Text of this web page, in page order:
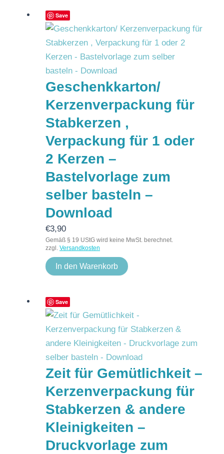
Save
Geschenkkarton/
Kerzenverpackung für
Stabkerzen ,
Verpackung für 1 oder
2 Kerzen –
Bastelvorlage zum
selber basteln –
Download
€3,90
Gemäß § 19 UStG wird keine MwSt. berechnet.
zzgl. Versandkosten
In den Warenkorb
Save
Zeit für Gemütlichkeit –
Kerzenverpackung für
Stabkerzen & andere
Kleinigkeiten –
Druckvorlage zum